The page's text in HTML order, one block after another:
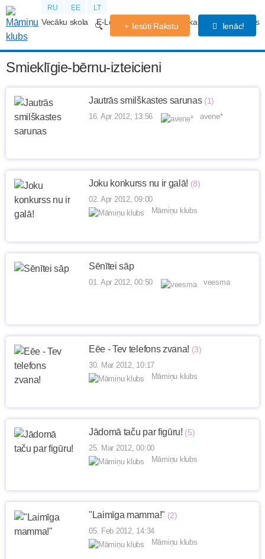
RU EE LT
Vecāku skola E-Lekcijas Grūtniecības kalendārs Forums
Iesūti Rakstu Ienāc!
Smieklīgie-bērnu-izteicieni
Jautrās smilškastes sarunas (1)
16. Apr 2012, 13:56 avene*
Joku konkurss nu ir galā! (8)
02. Apr 2012, 09:00
Māmiņu klubs
Sēnītei sāp
01. Apr 2012, 00:50 veesma
Eēe - Tev telefons zvana! (3)
30. Mar 2012, 10:17
Māmiņu klubs
Jādomā taču par figūru! (5)
25. Mar 2012, 00:00
Māmiņu klubs
"Laimīga mamma!" (2)
05. Feb 2012, 14:34
Māmiņu klubs